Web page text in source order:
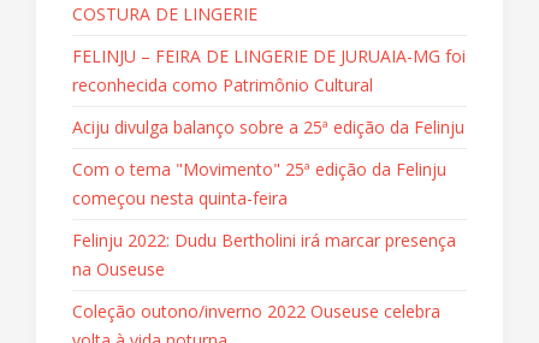
COSTURA DE LINGERIE
FELINJU – FEIRA DE LINGERIE DE JURUAIA-MG foi
reconhecida como Patrimônio Cultural
Aciju divulga balanço sobre a 25ª edição da Felinju
Com o tema "Movimento" 25ª edição da Felinju
começou nesta quinta-feira
Felinju 2022: Dudu Bertholini irá marcar presença
na Ouseuse
Coleção outono/inverno 2022 Ouseuse celebra